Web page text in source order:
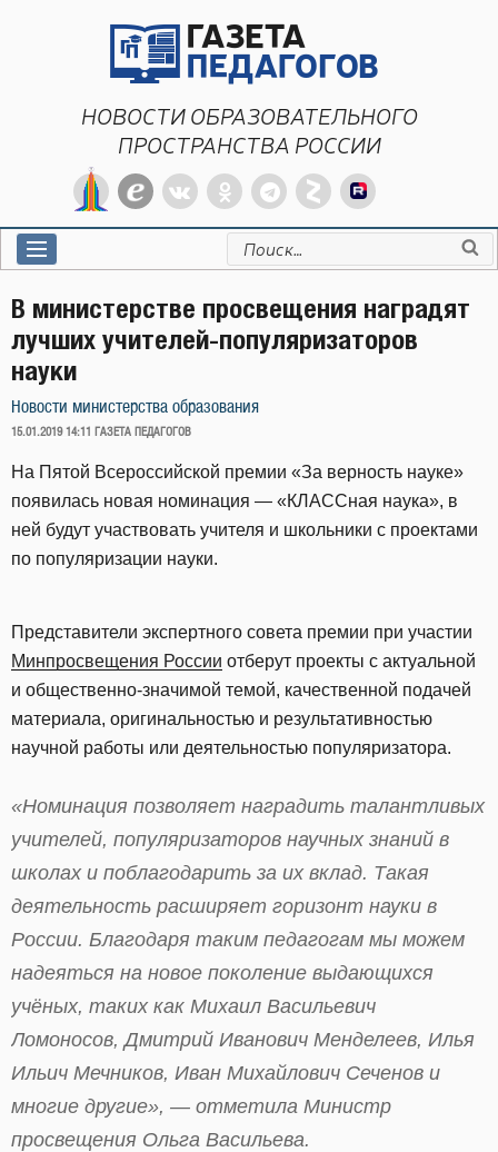
НОВОСТИ ОБРАЗОВАТЕЛЬНОГО
ПРОСТРАНСТВА РОССИИ
Искать:
В министерстве просвещения наградят
лучших учителей-популяризаторов
науки
Новости министерства образования
ОПУБЛИКОВАНО
15.01.2019 14:11 ГАЗЕТА ПЕДАГОГОВ
На Пятой Всероссийской премии «За верность науке»
появилась новая номинация — «КЛАССная наука», в
ней будут участвовать учителя и школьники с проектами
по популяризации науки.
Представители экспертного совета премии при участии
Минпросвещения России отберут проекты с актуальной
и общественно-значимой темой, качественной подачей
материала, оригинальностью и результативностью
научной работы или деятельностью популяризатора.
«Номинация позволяет наградить талантливых
учителей, популяризаторов научных знаний в
школах и поблагодарить за их вклад. Такая
деятельность расширяет горизонт науки в
России. Благодаря таким педагогам мы можем
надеяться на новое поколение выдающихся
учёных, таких как Михаил Васильевич
Ломоносов, Дмитрий Иванович Менделеев, Илья
Ильич Мечников, Иван Михайлович Сеченов и
многие другие», — отметила Министр
просвещения Ольга Васильева.